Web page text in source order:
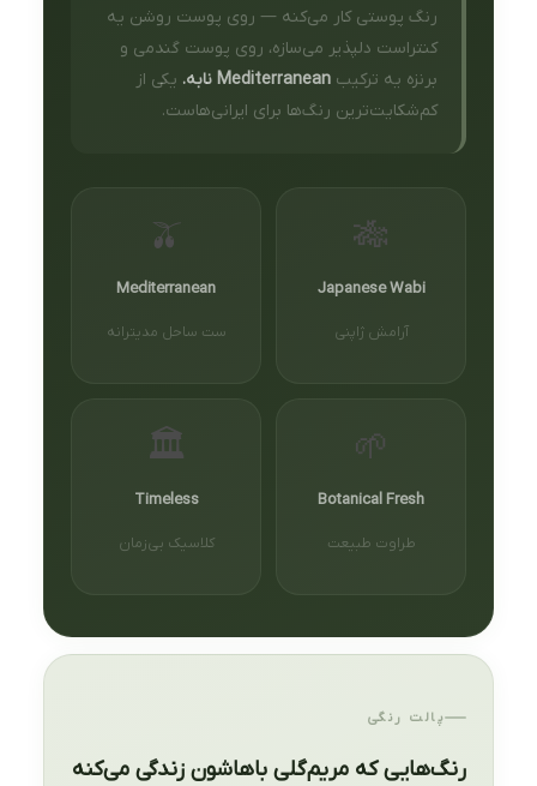
رنگ پوستی کار می‌کنه — روی پوست روشن یه
کنتراست دلپذیر می‌سازه، روی پوست گندمی و
برنزه یه ترکیب Mediterranean نابه.
یکی از
کم‌شکایت‌ترین رنگ‌ها برای ایرانی‌هاست.
🎋
Japanese Wabi
آرامش ژاپنی
🫒
Mediterranean
ست ساحل مدیترانه
🌱
Botanical Fresh
طراوت طبیعت
🏛️
Timeless
کلاسیک بی‌زمان
پالت رنگی
رنگ‌هایی که مریم‌گلی باهاشون زندگی می‌کنه